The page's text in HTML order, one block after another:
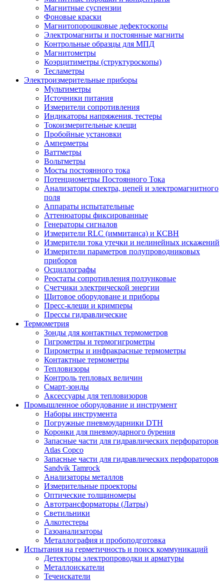
Магнитные суспензии
Фоновые краски
Магнитопорошковые дефектоскопы
Электромагниты и постоянные магниты
Контрольные образцы для МПД
Магнитометры
Коэрцитиметры (структуроскопы)
Тесламетры
Электроизмерительные приборы
Мультиметры
Источники питания
Измерители сопротивления
Индикаторы напряжения, тестеры
Токоизмерительные клещи
Пробойные установки
Амперметры
Ваттметры
Вольтметры
Мосты постоянного тока
Потенциометры Постоянного Тока
Анализаторы спектра, цепей и электромагнитного
поля
Аппараты испытательные
Аттенюаторы фиксированные
Генераторы сигналов
Измерители RLC (иммитанса) и КСВН
Измерители тока утечки и нелинейных искажений
Измерители параметров полупроводниковых
приборов
Осциллографы
Реостаты сопротивления ползунковые
Счетчики электрической энергии
Щитовое оборудоване и приборы
Пресс-клещи и кримперы
Прессы гидравлические
Термометрия
Зонды для контактных термометров
Гигрометры и термогигрометры
Пирометры и инфракрасные термометры
Контактные термометры
Тепловизоры
Контроль тепловых величин
Смарт-зонды
Аксессуары для тепловизоров
Промышленное оборудование и инструмент
Наборы инструмента
Погружные пневмоударники DTH
Коронки для пневмоударного бурения
Запасные части для гидравлических перфораторов
Atlas Copco
Запасные части для гидравлических перфораторов
Sandvik Tamrock
Анализаторы металлов
Измерительные проекторы
Оптические толщиномеры
Автотрансформаторы (Латры)
Светильники
Алкотестеры
Газоанализаторы
Металлография и пробоподготовка
Испытания на герметичность и поиск коммуникаций
Детекторы электропроводки и арматуры
Металлоискатели
Течеискатели